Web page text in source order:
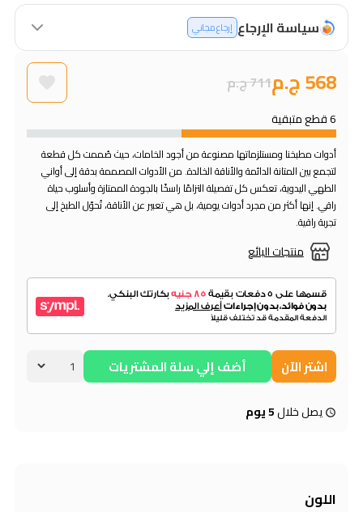
سياسة الإرجاع إرجاع مجاني
568 ج.م 711 ج.م
6 قطع متبقية
منتجات البائع
أدوات مطبخنا ومستلزماتها مصنوعة من أجود الخامات، حيث صُممت كل قطعة
لتجمع بين المتانة الدائمة والأناقة الخالدة. من الأدوات المصممة بدقة إلى أواني
الطهي اليدوية، تعكس كل تفصيلة التزامًا راسخًا بالجودة الممتازة وأسلوب حياة
راقي. إنها أكثر من مجرد أدوات يومية، بل هي تعبير عن الأناقة، تُحوّل الطبخ إلى
تجربة راقية.
اشتر الآن أضف إلي سلة المشتريات
يصل خلال5 يوم
اللون